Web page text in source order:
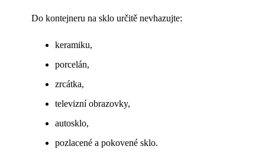
Do kontejneru na sklo určitě nevhazujte:
keramiku,
porcelán,
zrcátka,
televizní obrazovky,
autosklo,
pozlacené a pokovené sklo.